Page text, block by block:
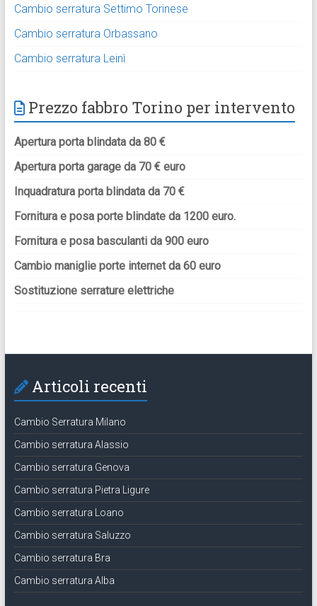
Cambio serratura Settimo Torinese
Cambio serratura Orbassano
Cambio serratura Leinì
Prezzo fabbro Torino per intervento
Apertura porta blindata da 80 €
Apertura porta garage da 70 € euro
Inquadratura porta blindata da 70 €
Fornitura e posa porte blindate da 1200 euro.
Fornitura e posa basculanti da 900 euro
Cambio maniglie porte internet da 60 euro
Sostituzione serrature elettriche
Articoli recenti
Cambio Serratura Milano
Cambio serratura Alassio
Cambio serratura Genova
Cambio serratura Pietra Ligure
Cambio serratura Loano
Cambio serratura Saluzzo
Cambio serratura Bra
Cambio serratura Alba